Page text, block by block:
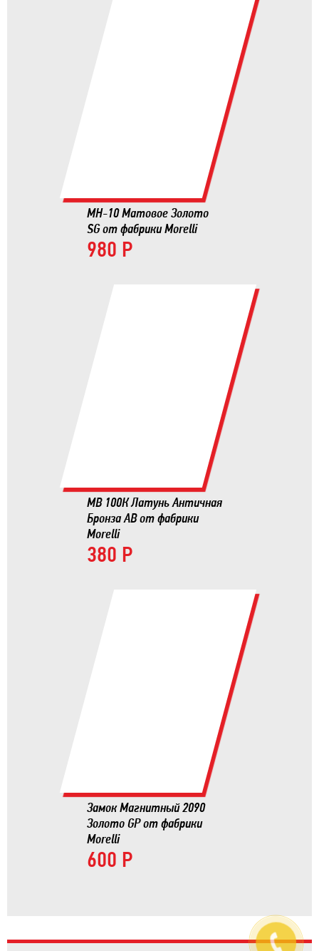
MH-10 Матовое Золото
SG от фабрики Morelli
980 Р
MB 100К Латунь Античная
Бронза AB от фабрики
Morelli
380 Р
Замок Магнитный 2090
Золото GP от фабрики
Morelli
600 Р